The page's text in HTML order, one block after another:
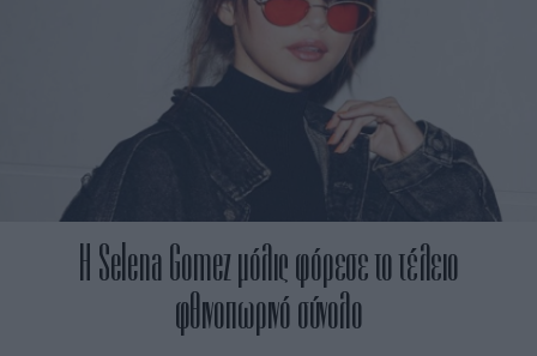
H Selena Gomez μόλις φόρεσε το τέλειο
φθινοπωρινό σύνολο